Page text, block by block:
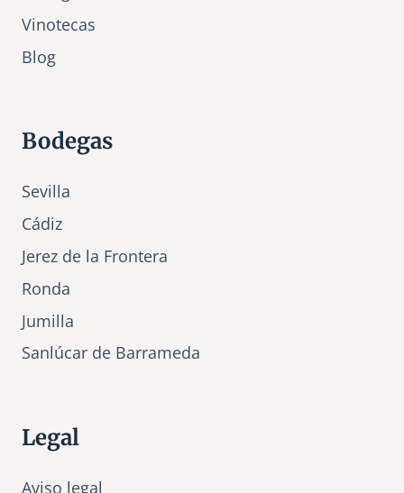
Vinotecas
Blog
Bodegas
Sevilla
Cádiz
Jerez de la Frontera
Ronda
Jumilla
Sanlúcar de Barrameda
Legal
Aviso legal